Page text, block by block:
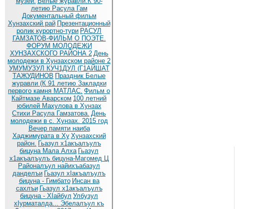
летию Расула Гам
Документальный фильм
Хунзахский рай Презентационный
ролик курортно-тури РАСУЛ
ГАМЗАТОВ-ФИЛЬМ О ПОЭТЕ.
ФОРУМ МОЛОДЕЖИ
ХУНЗАХСКОГО РАЙОНА 2 День
молодежи в Хунзахском районе 2
УМУМУЗУЛ КУЧ1ДУЛ (Г1АЙШАТ
ТАЖУДИНОВ Праздник Белые
журавли (К 91 летию Закладки
первого камня МАТЛАС. Фильм о
Кайтмазе Аварском 100 летний
юбилей Махулова в Хунзах
Стихи Расула Гамзатова. День
молодежи в с. Хунзах. 2015 год
Вечер памяти наиба
Хаджимурата в Ху Хунзахский
район. Гьазул х1акъалъулъ
бицуна Мала Алха Гьазул
х1акъалъулъ бицуна-Магомед Ц
Районалъул найихъабазул
данделъи Гьазул хIакъалъулъ
бицуна - Гимбато Инсан ва
сахлъи Гьазул х1акъалъулъ
бицуна - ХIайбул Улбузул
хIурматалда... Эбелалъул къ